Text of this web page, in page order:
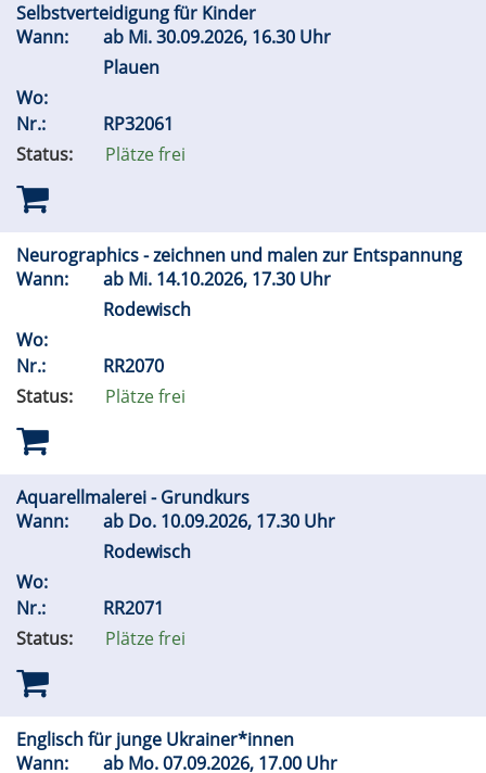
Selbstverteidigung für Kinder
Wann:
ab Mi.30.09.2026, 16.30 Uhr
Plauen
Wo:
Nr.:
RP32061
Status:
Plätze frei
Neurographics - zeichnen und malen zur Entspannung
Wann:
ab Mi. 14.10.2026, 17.30 Uhr
Rodewisch
Wo:
Nr.:
RR2070
Status:
Plätze frei
Aquarellmalerei - Grundkurs
Wann:
ab Do. 10.09.2026, 17.30 Uhr
Rodewisch
Wo:
Nr.:
RR2071
Status:
Plätze frei
Englisch für junge Ukrainer*innen
Wann:
ab Mo.07.09.2026, 17.00 Uhr